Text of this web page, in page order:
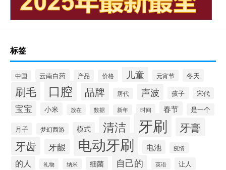
标签
中国 云南白药 产品 价格 儿童 元宵节 冬天
刷毛 口腔 品牌 唐代 声波 孩子 宋代
宝宝 小米 放在 数据 新年 时间 春节 是一个
月子 梦幻西游 模式 清洁 牙刷 牙膏
牙齿 牙龈 电动牙刷 电池 疫情
的人 礼物 纳米 细菌 自己的 英语 让人